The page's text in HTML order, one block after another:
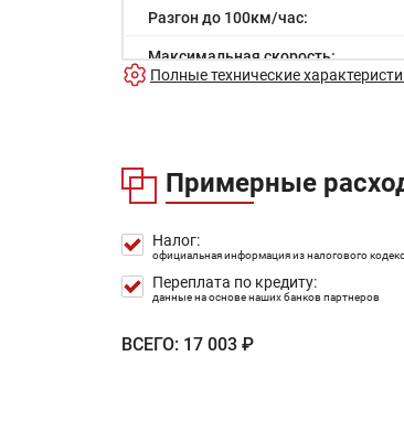
Разгон до 100км/час:
Максимальная скорость:
Расход в смешанном цикле:
Длина:
Ширина:
Полные технические
Примерные
Налог:
официальная информация из налогового
Переплата по кредиту:
данные на основе наших банков партнеров
ВСЕГО: 17 003 ₽